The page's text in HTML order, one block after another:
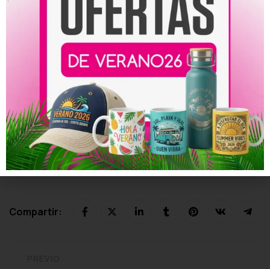
una camiseta personalizada para el Bando
de la Huerta en Murciaes una forma sencilla de
mantener ese espíritu y de crear un recuerdo que puede
acompañarte durante muchos años.
Cuando el diseño conecta con la fiesta y con la tradición,
la camiseta deja de ser solo ropa. Se convierte en parte
de la celebración.
¡Para diseñar tu camiseta, visita nuestra web!
https://customprints.es/
Compartir: